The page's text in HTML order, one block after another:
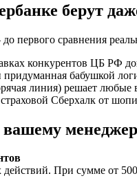
берут
сравнения
конкурентов ЦБ РФ
бабушкой
линия) решает любые
Сберхалк от
вашему
При сумме от